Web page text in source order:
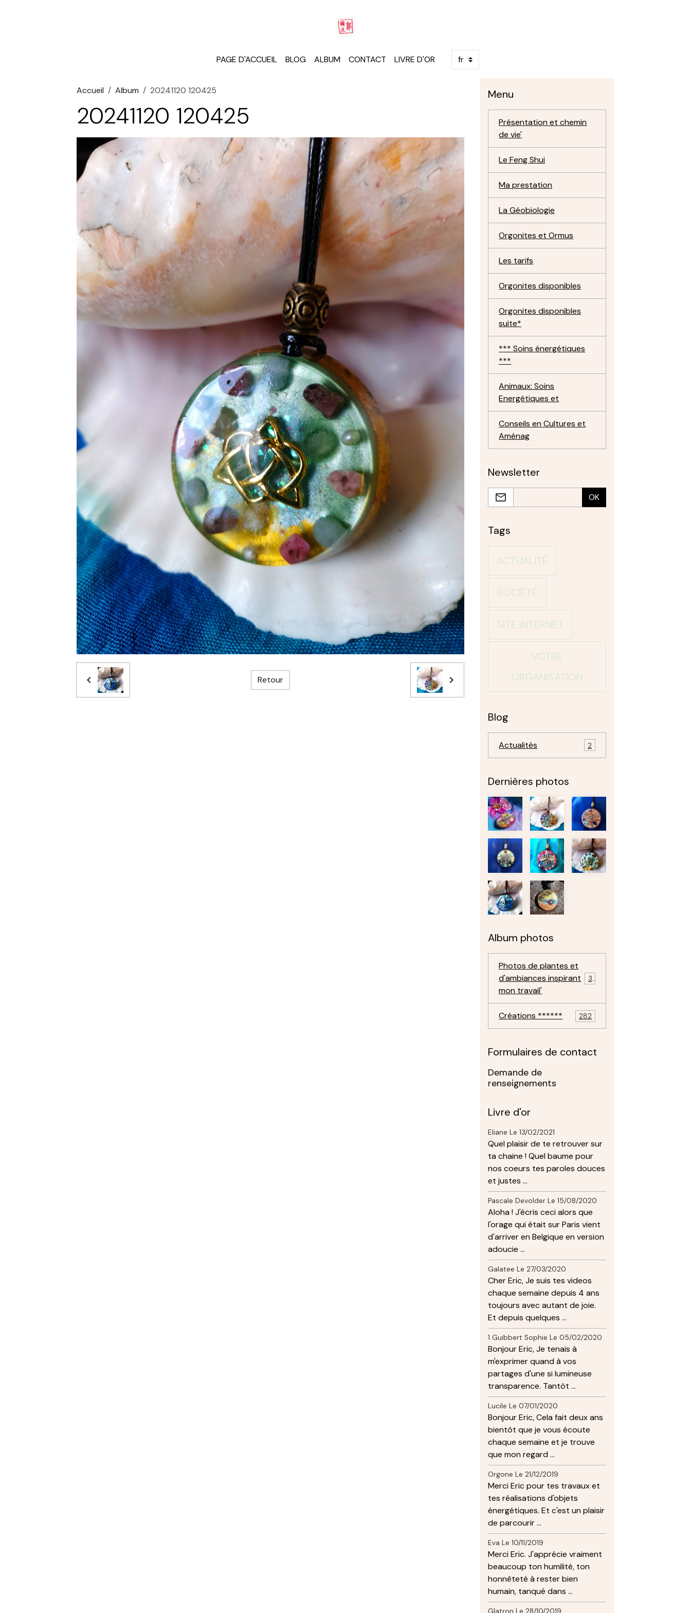
PAGE D'ACCUEIL BLOG ALBUM CONTACT LIVRE D'OR
Accueil Album 20241120 120425
20241120 120425
Retour
Menu
Présentation et chemin
de vie'
Le Feng Shui
Ma prestation
La Géobiologie
Orgonites et Ormus
Les tarifs
Orgonites disponibles
Orgonites disponibles
suite*
*** Soins énergétiques
***
Animaux: Soins
Energétiques et
Conseils en Cultures et
Aménag
Newsletter
OK
Tags
ACTUALITÉ
SOCIÉTÉ
SITE INTERNET
VOTRE
ORGANISATION
Blog
Actualités 2
Dernières photos
Album photos
Photos de plantes et
d'ambiances inspirant
mon travail'
30
Créations ****** 282
Formulaires de contact
Demande de
renseignements
Livre d'or
Eliane Le 13/02/2021
Quel plaisir de te retrouver sur
ta chaine ! Quel baume pour
nos coeurs tes paroles douces
et justes ...
Pascale Devolder Le 15/08/2020
Aloha ! J'écris ceci alors que
l'orage qui était sur Paris vient
d'arriver en Belgique en version
adoucie ...
Galatee Le 27/03/2020
Cher Eric, Je suis tes videos
chaque semaine depuis 4 ans
toujours avec autant de joie.
Et depuis quelques ...
1 Guibbert Sophie Le 05/02/2020
Bonjour Eric, Je tenais à
m'exprimer quand à vos
partages d'une si lumineuse
transparence. Tantôt ...
Lucile Le 07/01/2020
Bonjour Eric, Cela fait deux ans
bientôt que je vous écoute
chaque semaine et je trouve
que mon regard ...
Orgone Le 21/12/2019
Merci Eric pour tes travaux et
tes réalisations d'objets
énergétiques. Et c'est un plaisir
de parcourir ...
Eva Le 10/11/2019
Merci Eric. J'apprécie vraiment
beaucoup ton humilité, ton
honnêteté à rester bien
humain, tanqué dans ...